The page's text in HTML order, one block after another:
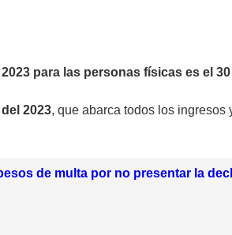
para las personas físicas es el
2023, que abarca todos los ingresos
de multa por no presentar la